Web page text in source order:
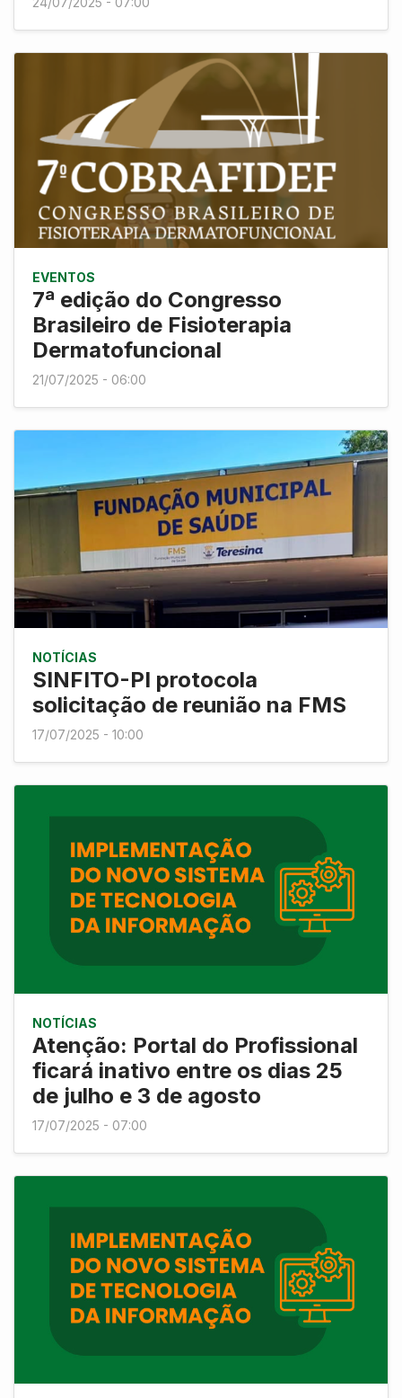
EVENTOS
7ª edição do Congresso
Brasileiro de Fisioterapia
Dermatofuncional
21/07/2025 - 06:00
NOTÍCIAS
SINFITO-PI protocola
solicitação de reunião na FMS
17/07/2025 - 10:00
NOTÍCIAS
Atenção: Portal do Profissional
ficará inativo entre os dias 25
de julho e 3 de agosto
17/07/2025 - 07:00